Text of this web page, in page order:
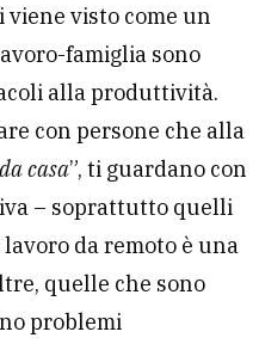
viene visto come un
famiglia sono
alla produttività.
con persone che alla
casa”, ti guardano con
– soprattutto quelli
da remoto è una
quelle che sono
problemi